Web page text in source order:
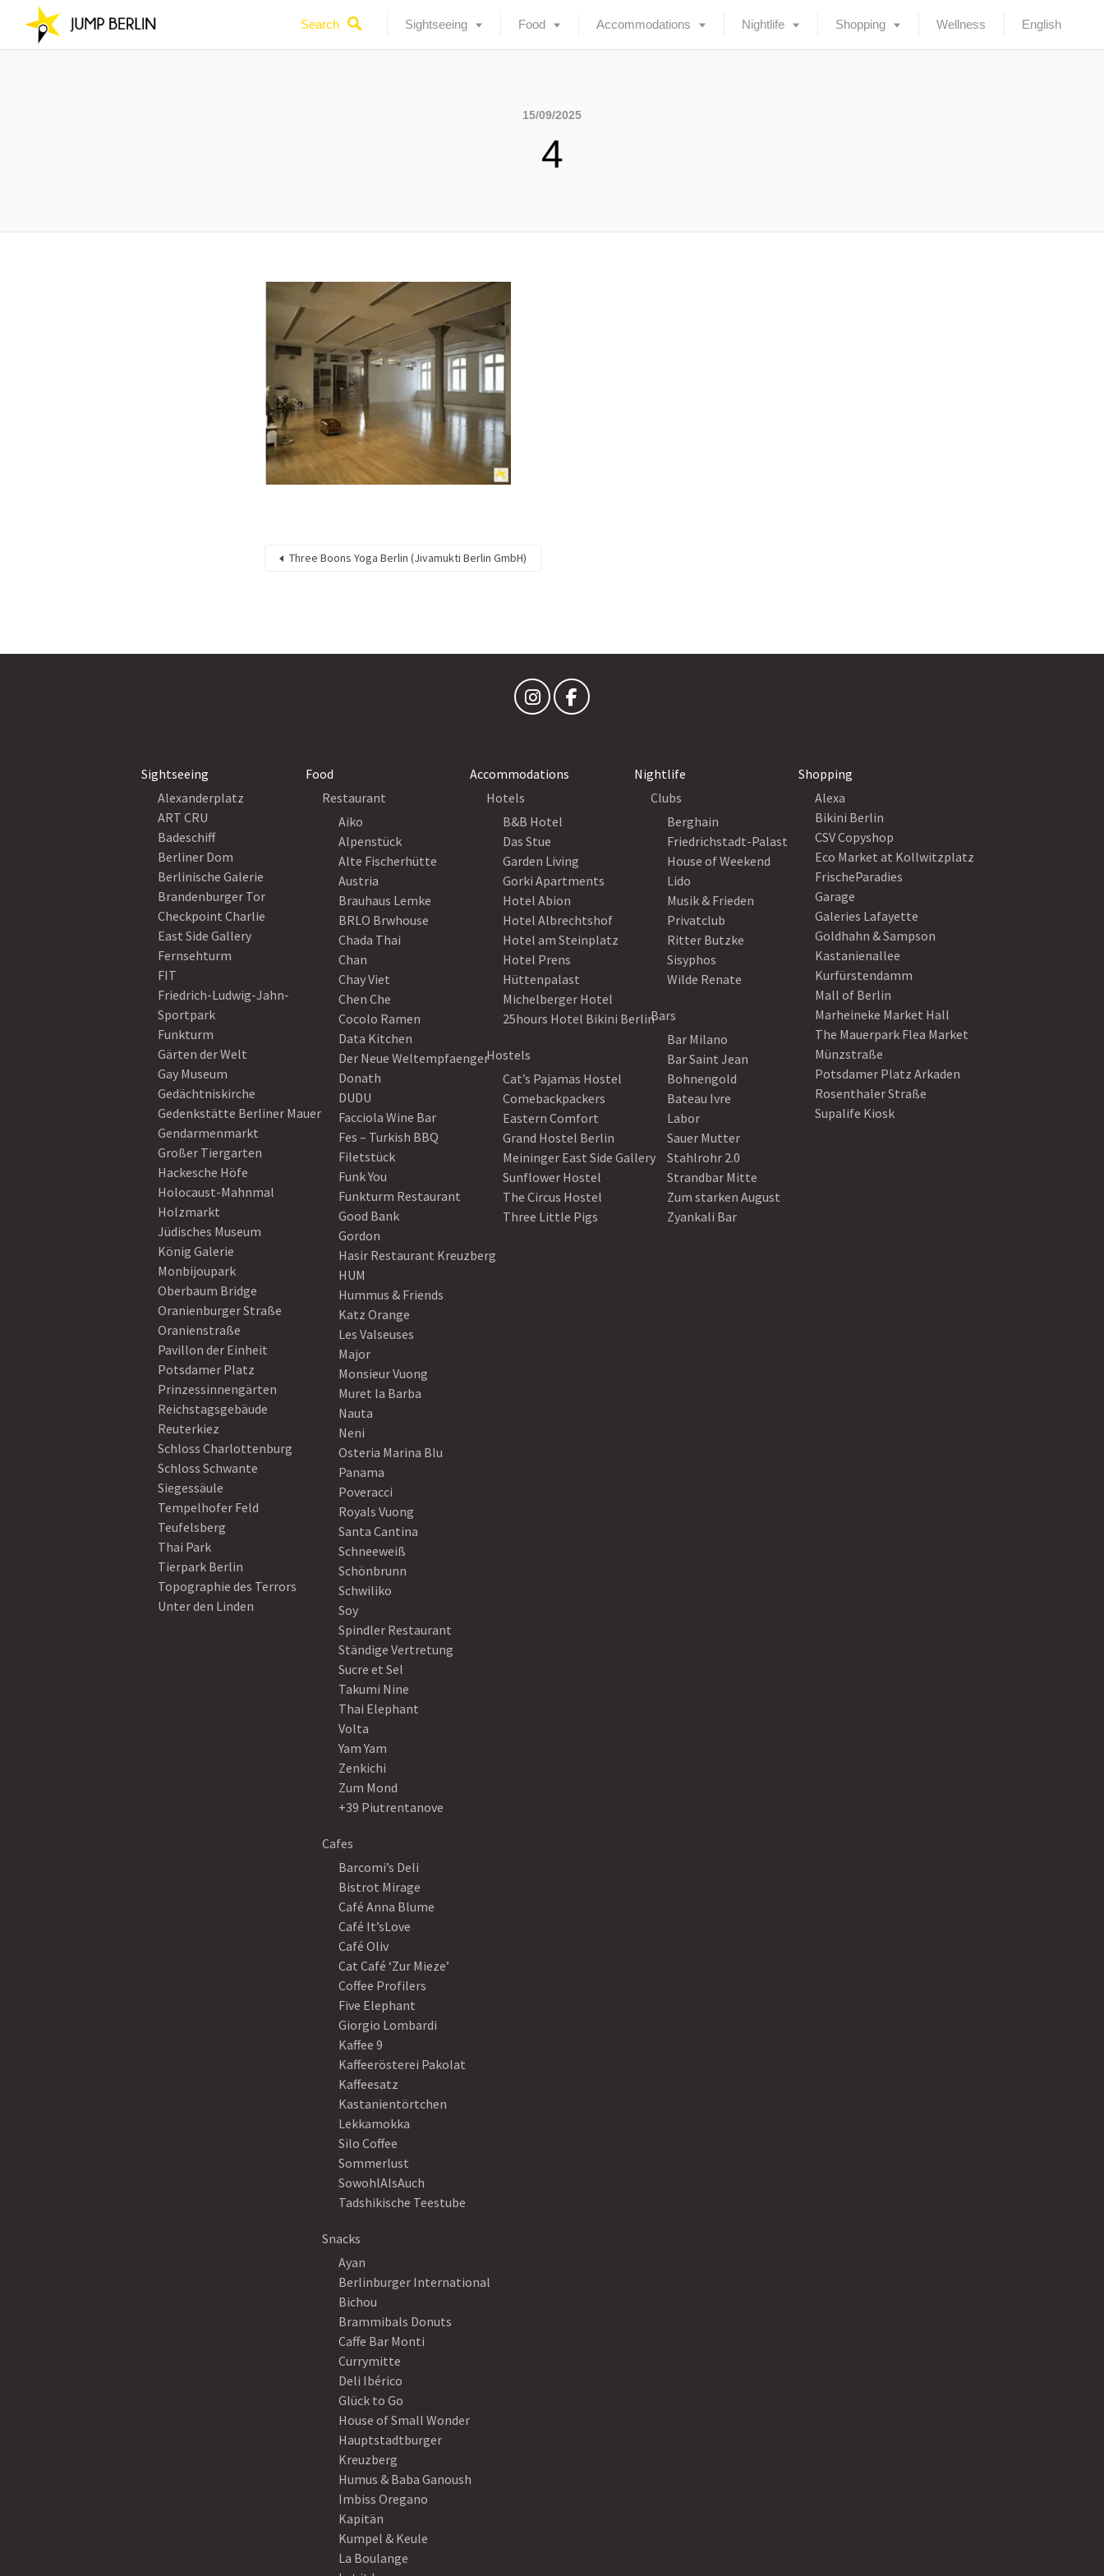
Search Sightseeing Food Accommodations Nightlife Shopping Wellness English
15/09/2025
4
Three Boons Yoga Berlin (Jivamukti Berlin GmbH)
Sightseeing
Alexanderplatz
ART CRU
Badeschiff
Berliner Dom
Berlinische Galerie
Brandenburger Tor
Checkpoint Charlie
East Side Gallery
Fernsehturm
FIT
Friedrich-Ludwig-Jahn-
Sportpark
Funkturm
Gärten der Welt
Gay Museum
Gedächtniskirche
Gedenkstätte Berliner Mauer
Gendarmenmarkt
Großer Tiergarten
Hackesche Höfe
Holocaust-Mahnmal
Holzmarkt
Jüdisches Museum
König Galerie
Monbijoupark
Oberbaum Bridge
Oranienburger Straße
Oranienstraße
Pavillon der Einheit
Potsdamer Platz
Prinzessinnengärten
Reichstagsgebäude
Reuterkiez
Schloss Charlottenburg
Schloss Schwante
Siegessäule
Tempelhofer Feld
Teufelsberg
Thai Park
Tierpark Berlin
Topographie des Terrors
Unter den Linden
Food
Restaurant
Aiko
Alpenstück
Alte Fischerhütte
Austria
Brauhaus Lemke
BRLO Brwhouse
Chada Thai
Chan
Chay Viet
Chen Che
Cocolo Ramen
Data Kitchen
Der Neue Weltempfaenger
Donath
DUDU
Facciola Wine Bar
Fes – Turkish BBQ
Filetstück
Funk You
Funkturm Restaurant
Good Bank
Gordon
Hasir Restaurant Kreuzberg
HUM
Hummus & Friends
Katz Orange
Les Valseuses
Major
Monsieur Vuong
Muret la Barba
Nauta
Neni
Osteria Marina Blu
Panama
Poveracci
Royals Vuong
Santa Cantina
Schneeweiß
Schönbrunn
Schwiliko
Soy
Spindler Restaurant
Ständige Vertretung
Sucre et Sel
Takumi Nine
Thai Elephant
Volta
Yam Yam
Zenkichi
Zum Mond
+39 Piutrentanove
Cafes
Barcomi’s Deli
Bistrot Mirage
Café Anna Blume
Café It’sLove
Café Oliv
Cat Café ‘Zur Mieze’
Coffee Profilers
Five Elephant
Giorgio Lombardi
Kaffee 9
Kaffeerösterei Pakolat
Kaffeesatz
Kastanientörtchen
Lekkamokka
Silo Coffee
Sommerlust
SowohlAlsAuch
Tadshikische Teestube
Snacks
Ayan
Berlinburger International
Bichou
Brammibals Donuts
Caffe Bar Monti
Currymitte
Deli Ibérico
Glück to Go
House of Small Wonder
Hauptstadtburger
Kreuzberg
Humus & Baba Ganoush
Imbiss Oregano
Kapitän
Kumpel & Keule
La Boulange
Accommodations
Hotels
B&B Hotel
Das Stue
Garden Living
Gorki Apartments
Hotel Abion
Hotel Albrechtshof
Hotel am Steinplatz
Hotel Prens
Hüttenpalast
Michelberger Hotel
25hours Hotel Bikini Berlin
Hostels
Cat’s Pajamas Hostel
Comebackpackers
Eastern Comfort
Grand Hostel Berlin
Meininger East Side Gallery
Sunflower Hostel
The Circus Hostel
Three Little Pigs
Nightlife
Clubs
Berghain
Friedrichstadt-Palast
House of Weekend
Lido
Musik & Frieden
Privatclub
Ritter Butzke
Sisyphos
Wilde Renate
Bars
Bar Milano
Bar Saint Jean
Bohnengold
Bateau Ivre
Labor
Sauer Mutter
Stahlrohr 2.0
Strandbar Mitte
Zum starken August
Zyankali Bar
Shopping
Alexa
Bikini Berlin
CSV Copyshop
Eco Market at Kollwitzplatz
FrischeParadies
Garage
Galeries Lafayette
Goldhahn & Sampson
Kastanienallee
Kurfürstendamm
Mall of Berlin
Marheineke Market Hall
The Mauerpark Flea Market
Münzstraße
Potsdamer Platz Arkaden
Rosenthaler Straße
Supalife Kiosk